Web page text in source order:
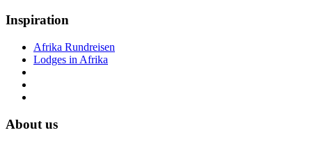
Inspiration
Afrika Rundreisen
Lodges in Afrika
About us